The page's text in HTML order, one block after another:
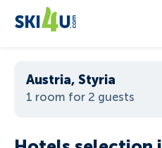
Austria, Styria
1 room for 2 guests